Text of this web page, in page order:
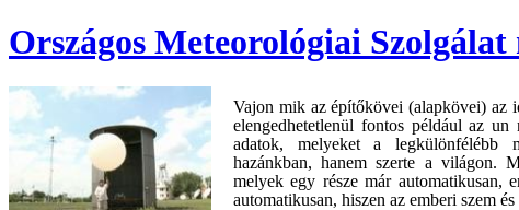
Országos Meteorológiai
Vajon mik az építőkövei (alapkövei) az
elengedhetetlenül fontos például az
adatok, melyeket a legkülönfélébb
hazánkban, hanem szerte a világon.
melyek egy része már automatikusan,
automatikusan, hiszen az emberi szem